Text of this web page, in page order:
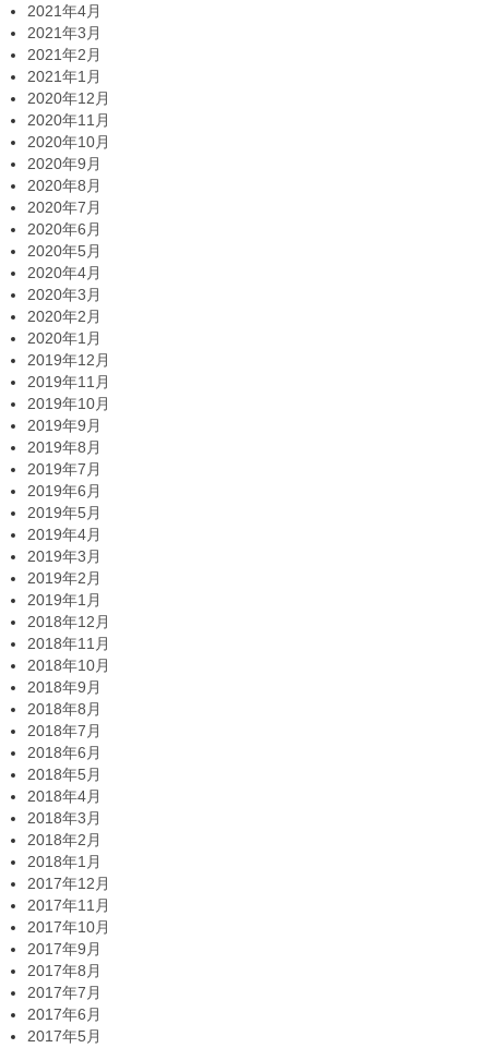
2021年4月
2021年3月
2021年2月
2021年1月
2020年12月
2020年11月
2020年10月
2020年9月
2020年8月
2020年7月
2020年6月
2020年5月
2020年4月
2020年3月
2020年2月
2020年1月
2019年12月
2019年11月
2019年10月
2019年9月
2019年8月
2019年7月
2019年6月
2019年5月
2019年4月
2019年3月
2019年2月
2019年1月
2018年12月
2018年11月
2018年10月
2018年9月
2018年8月
2018年7月
2018年6月
2018年5月
2018年4月
2018年3月
2018年2月
2018年1月
2017年12月
2017年11月
2017年10月
2017年9月
2017年8月
2017年7月
2017年6月
2017年5月